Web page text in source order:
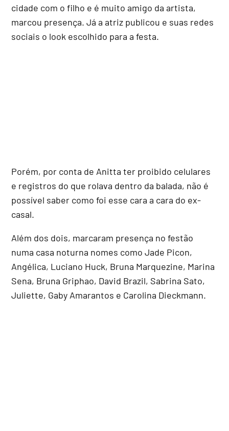
cidade com o filho e é muito amigo da artista,
marcou presença. Já a atriz publicou e suas redes
sociais o look escolhido para a festa.
Porém, por conta de Anitta ter proibido celulares
e registros do que rolava dentro da balada, não é
possível saber como foi esse cara a cara do ex-
casal.
Além dos dois, marcaram presença no festão
numa casa noturna nomes como Jade Picon,
Angélica, Luciano Huck, Bruna Marquezine, Marina
Sena, Bruna Griphao, David Brazil, Sabrina Sato,
Juliette, Gaby Amarantos e Carolina Dieckmann.